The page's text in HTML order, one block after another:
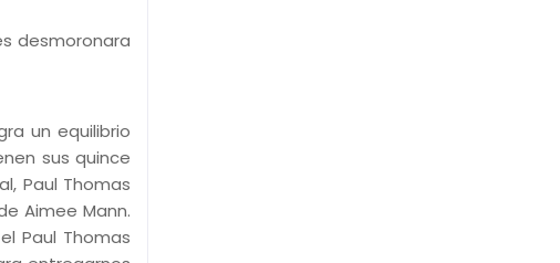
desmoronara
un equilibrio
sus quince
Paul Thomas
Aimee Mann.
Paul Thomas